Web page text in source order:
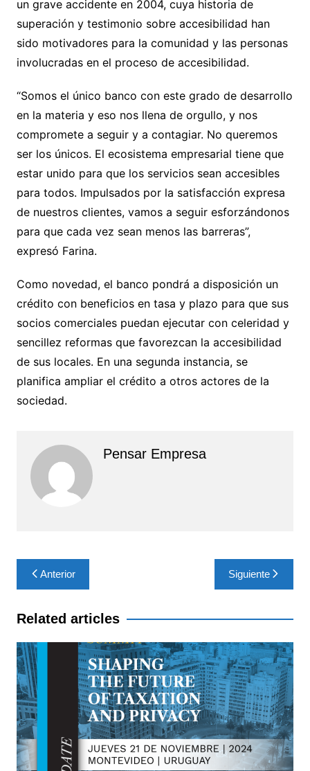
un grave accidente en 2004, cuya historia de
superación y testimonio sobre accesibilidad han
sido motivadores para la comunidad y las personas
involucradas en el proceso de accesibilidad.
“Somos el único banco con este grado de desarrollo
en la materia y eso nos llena de orgullo, y nos
compromete a seguir y a contagiar. No queremos
ser los únicos. El ecosistema empresarial tiene que
estar unido para que los servicios sean accesibles
para todos. Impulsados por la satisfacción expresa
de nuestros clientes, vamos a seguir esforzándonos
para que cada vez sean menos las barreras”,
expresó Farina.
Como novedad, el banco pondrá a disposición un
crédito con beneficios en tasa y plazo para que sus
socios comerciales puedan ejecutar con celeridad y
sencillez reformas que favorezcan la accesibilidad
de sus locales. En una segunda instancia, se
planifica ampliar el crédito a otros actores de la
sociedad.
Pensar Empresa
Navegación
de
entradas
Anterior Siguiente
Related articles